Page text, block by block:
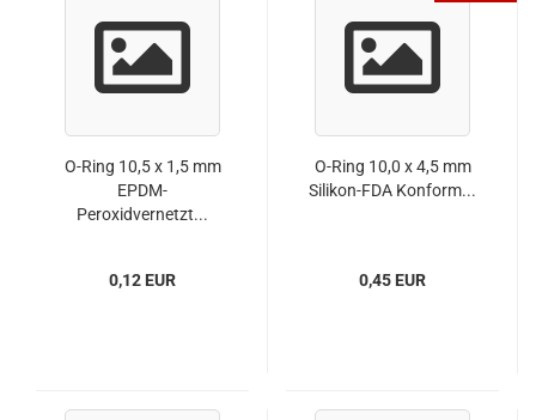
O-Ring 10,5 x 1,5 mm
EPDM-
Peroxidvernetzt...
0,12 EUR
O-Ring 10,0 x 4,5 mm
Silikon-FDA Konform...
0,45 EUR